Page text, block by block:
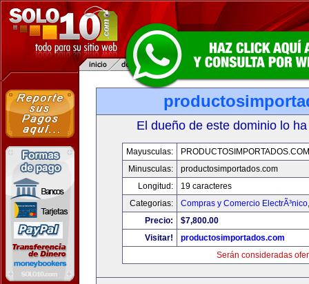
El dueño de este dominio lo
Mayusculas:
PRODUCTOSIMPORTADOS.COM
Minusculas:
productosimportados.com
Longitud:
19 caracteres
Categorias:
Compras y Comercio ElectrÃ³nico
Precio:
$7,800.00
Visitar!
productosimportados.com
Serán consideradas